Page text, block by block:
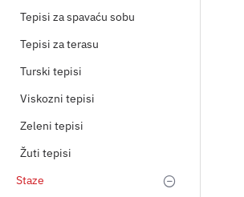
Tepisi za spavaću sobu
Tepisi za terasu
Turski tepisi
Viskozni tepisi
Zeleni tepisi
Žuti tepisi
Staze